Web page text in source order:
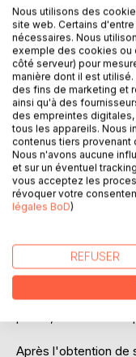
Laisser un avis
DESCRIPTION
Ginie n'est pas une
souvient d'avoir
riche jeune femme.
Lorsqu'elle croise le
nom de Robert
même statut lui
plus profond de son
Après l'obtention de
Nous utilisons des
site web. Certains
nécessaires. Nous
exemple des cookies ou
côté serveur) pour
manière dont il est
des fins de marketing et
ainsi qu'à des
des empreintes
tous les appareils. Nous
contenus tiers
Nous n'avons aucune
et sur un éventuel
vous acceptez les
révoquer votre
légales BoD)
REFUSER